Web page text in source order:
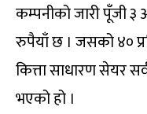
कम्पनीको जारी पूँजी
रुपैयाँ छ । जसको ४०
कित्ता साधारण सेयर
भएको हो ।